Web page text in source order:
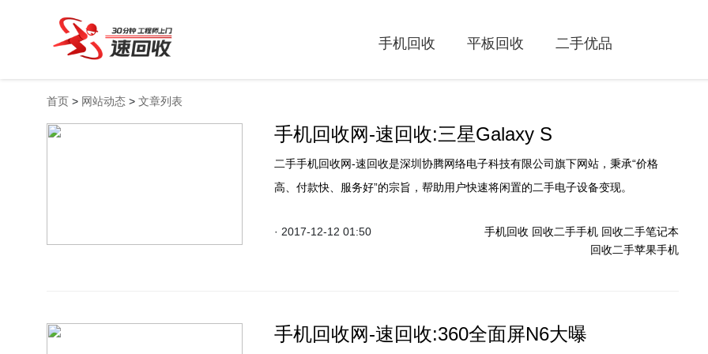
手机回收 平板回收 二手优品
首页 > 网站动态 > 文章列表
手机回收网-速回收:三星Galaxy S
二手手机回收网-速回收是深圳协腾网络电子科技有限公司旗下网站，秉承“价格
高、付款快、服务好”的宗旨，帮助用户快速将闲置的二手电子设备变现。
· 2017-12-12 01:50 手机回收 回收二手手机 回收二手笔记本
回收二手苹果手机
手机回收网-速回收:360全面屏N6大曝